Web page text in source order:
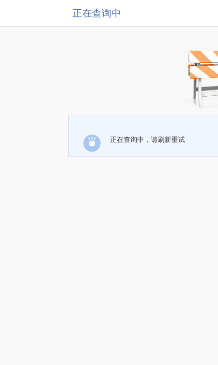
正在查询中
正在查询中，请刷新重试